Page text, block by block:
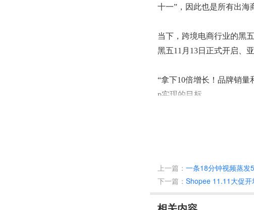
十一”，因此也是所有出海
当下，跨境电商行业的黑
黑五11月13日正式开启、
“拿下10倍增长！品牌销量
p实现的目标。
商家都对这场行业巅峰之
更是全球市场的认知度。
上一篇： 一条18分钟视频蒸发
下一篇： Shopee 11.11大促